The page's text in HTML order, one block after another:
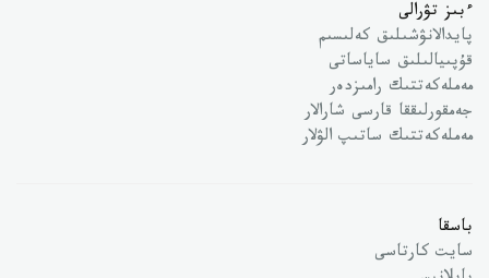
ءبىز تۋرالى
پايدالانۋشىلىق كەلىسىم
قۇپىيالىلىق ساياساتى
مەملەكەتتىك رامىزدەر
جەمقورلىققا قارسى شارالار
مەملەكەتتىك ساتىپ الۋلار
باسقا
سايت كارتاسى